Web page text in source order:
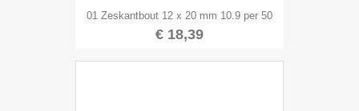
01 Zeskantbout 12 x 20 mm 10.9 per 50
€ 18,39